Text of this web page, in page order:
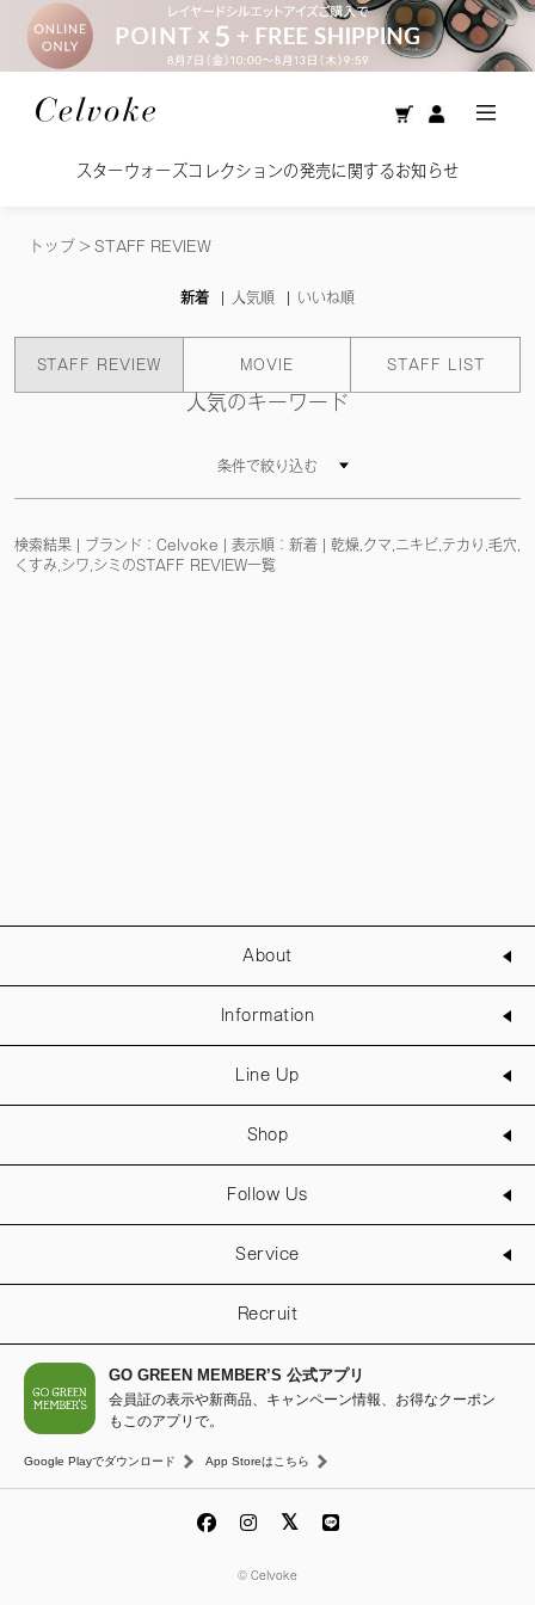
スターウォーズコレクションの発売に関するお知らせ
トップ > STAFF REVIEW
新着 人気順 いいね順
STAFF REVIEW MOVIE STAFF LIST
人気のキーワード
条件で絞り込む
検索結果 | ブランド：Celvoke | 表示順：新着 | 乾燥,クマ,ニキビ,テカり,毛穴,
くすみ,シワ,シミのSTAFF REVIEW一覧
About
Information
Line Up
Shop
Follow Us
Service
Recruit
GO GREEN MEMBER’S 公式アプリ
会員証の表示や新商品、キャンペーン情報、お得なクーポン
もこのアプリで。
Google Playでダウンロード App Storeはこちら
© Celvoke